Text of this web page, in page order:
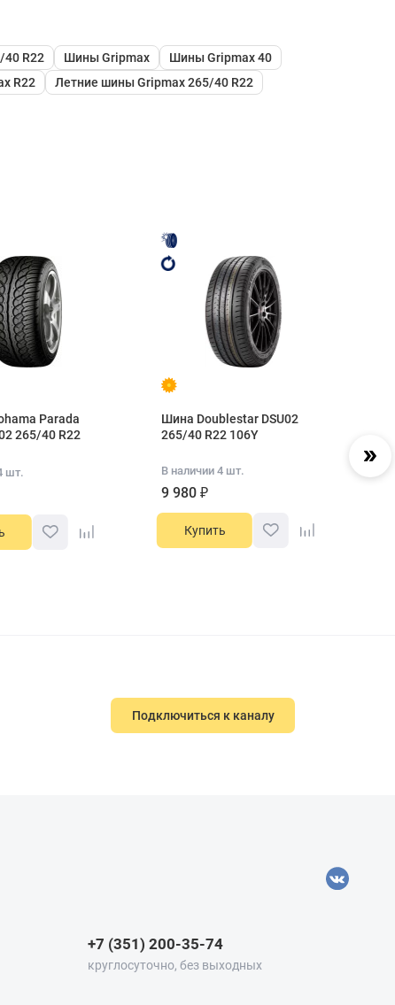
R22 Шины Gripmax
Шины Gripmax 40
R22 Летние шины Gripmax 265/40 R22
Parada
265/40 R22
шт.
Шина Doublestar DSU02
265/40 R22 106Y
В наличии 4 шт.
9 980 ₽
Купить
Подключиться к каналу
+7 (351) 200-35-74
круглосуточно, без выходных